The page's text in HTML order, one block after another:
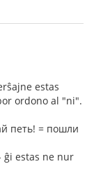
estas
ordono al "ni".
петь! = пошли
ĝi estas ne nur